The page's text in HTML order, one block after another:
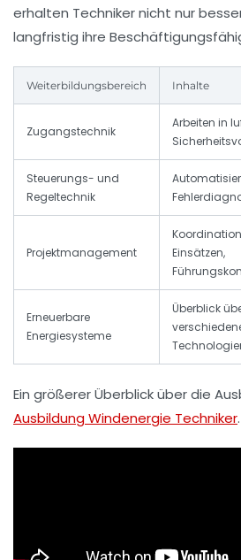
erhalten Techniker nicht nur
langfristig ihre
Weiterbildungsbereich Inhalte
Zugangstechnik
Arbeiten in
Steuerungs- und
Regeltechnik
Projektmanagement
Einsätzen,
Erneuerbare
Energiesysteme
Überblick
Ein größerer Überblick über die
Ausbildung Windenergie Techniker.